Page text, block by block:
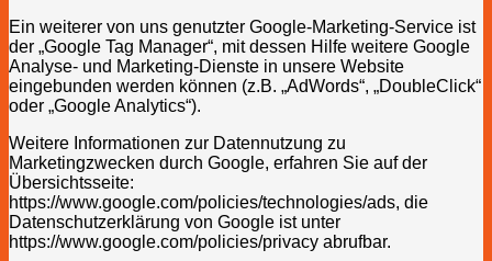
Ein weiterer von uns genutzter Google-Marketing-Service ist
der „Google Tag Manager“, mit dessen Hilfe weitere Google
Analyse- und Marketing-Dienste in unsere Website
eingebunden werden können (z.B. „AdWords“, „DoubleClick“
oder „Google Analytics“).
Weitere Informationen zur Datennutzung zu
Marketingzwecken durch Google, erfahren Sie auf der
Übersichtsseite:
https://www.google.com/policies/technologies/ads, die
Datenschutzerklärung von Google ist unter
https://www.google.com/policies/privacy abrufbar.